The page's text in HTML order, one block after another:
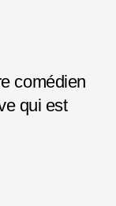
comédien
qui est